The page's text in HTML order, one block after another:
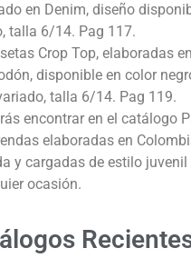
en Denim, diseño
talla 6/14. Pag 117.
Crop Top, elaboradas
disponible en color
talla 6/14. Pag 119.
encontrar en el catálogo
elaboradas en
y cargadas de estilo juvenil
ocasión.